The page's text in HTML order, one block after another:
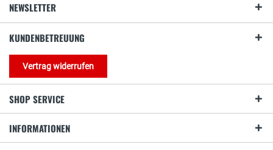
NEWSLETTER
KUNDENBETREUUNG
Vertrag widerrufen
SHOP SERVICE
INFORMATIONEN